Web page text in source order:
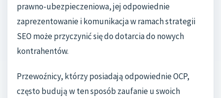
prawno-ubezpieczeniowa, jej odpowiednie
zaprezentowanie i komunikacja w ramach strategii
SEO może przyczynić się do dotarcia do nowych
kontrahentów.
Przewoźnicy, którzy posiadają odpowiednie OCP,
często budują w ten sposób zaufanie u swoich